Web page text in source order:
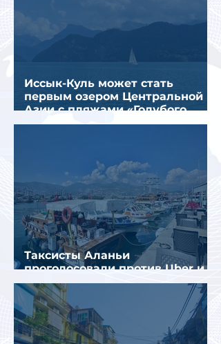
Иссык-Куль может стать
первым озером Центральной
Азии с пляжами «Голубого
флага»
Таксисты Аланьи
проголосовали против Uber и
Yandex Go